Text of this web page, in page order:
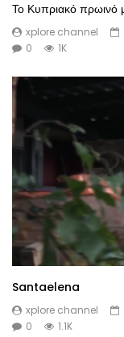
Το Κυπριακό πρωινό
xplore channel
0
1K
Santaelena
xplore channel
0
1.1K